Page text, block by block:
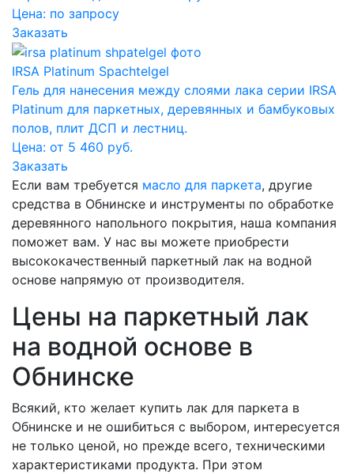
Цена: по запросу
Заказать
IRSA Platinum Spachtelgel
Гель для нанесения между слоями лака серии IRSA
Platinum для паркетных, деревянных и бамбуковых
полов, плит ДСП и леcтниц.
Цена: от 5 460 руб.
Заказать
Если вам требуется масло для паркета, другие
средства в Обнинске и инструменты по обработке
деревянного напольного покрытия, наша компания
поможет вам. У нас вы можете приобрести
высококачественный паркетный лак на водной
основе напрямую от производителя.
Цены на паркетный лак
на водной основе в
Обнинске
Всякий, кто желает купить лак для паркета в
Обнинске и не ошибиться с выбором, интересуется
не только ценой, но прежде всего, техническими
характеристиками продукта. При этом